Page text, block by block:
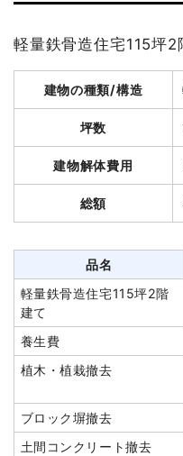
建物解体費用
総額
木造住宅30坪2階建て
土間コンクリート撤去
庭石撤去
花壇撤去
1
植木・植栽撤去
駐車場撤去
フェンス撤去
軽量鉄骨造住宅115坪2
建物の種類/構造
坪数
建物解体費用
総額
品名
軽量鉄骨造住宅115坪2階
建て
養生費
植木・植栽撤去
ブロック塀撤去
土間コンクリート撤去